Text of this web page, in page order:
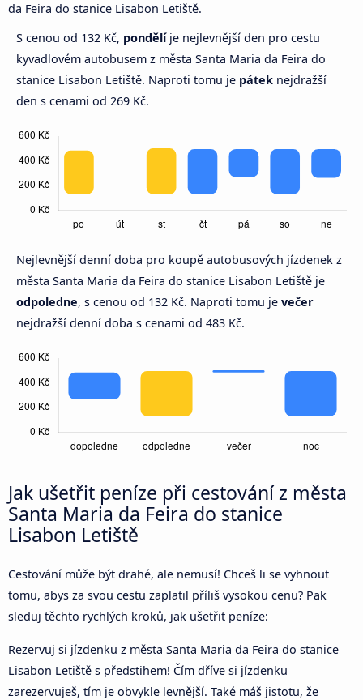
da Feira do stanice Lisabon Letiště.
S cenou od 132 Kč, pondělíje nejlevnější den pro cestu
kyvadlovém autobusem z města Santa Maria da Feira do
stanice Lisabon Letiště. Naproti tomu je pátek nejdražší
den s cenami od 269 Kč.
Nejlevnější denní doba pro koupě autobusových jízdenek z
města Santa Maria da Feira do stanice Lisabon Letiště je
odpoledne, s cenou od 132 Kč. Naproti tomu je večer
nejdražší denní doba s cenami od 483 Kč.
Jak ušetřit peníze při cestování z města
Santa Maria da Feira do stanice
Lisabon Letiště
Cestování může být drahé, ale nemusí! Chceš li se vyhnout
tomu, abys za svou cestu zaplatil příliš vysokou cenu? Pak
sleduj těchto rychlých kroků, jak ušetřit peníze:
Rezervuj si jízdenku z města Santa Maria da Feira do stanice
Lisabon Letiště s předstihem! Čím dříve si jízdenku
zarezervuješ, tím je obvykle levnější. Také máš jistotu, že